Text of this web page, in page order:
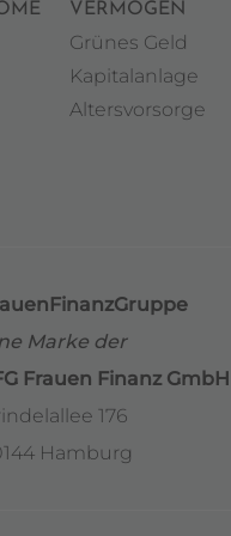
VERMÖGEN
Grünes Geld
Kapitalanlage
Altersvorsorge
Marke der
Frauen Finanz GmbH
176
Hamburg